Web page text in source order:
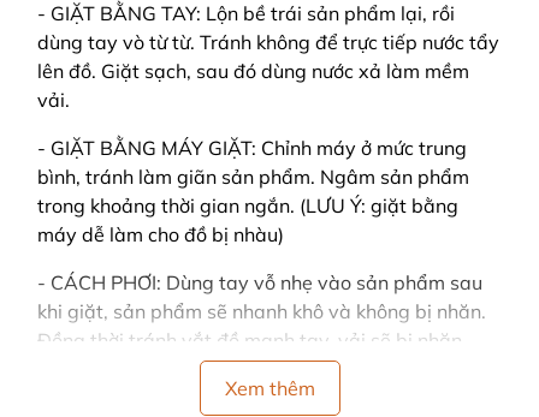
- GIẶT BẰNG TAY: Lộn bề trái sản phẩm lại, rồi
dùng tay vò từ từ. Tránh không để trực tiếp nước tẩy
lên đồ. Giặt sạch, sau đó dùng nước xả làm mềm
vải.
- GIẶT BẰNG MÁY GIẶT: Chỉnh máy ở mức trung
bình, tránh làm giãn sản phẩm. Ngâm sản phẩm
trong khoảng thời gian ngắn. (LƯU Ý: giặt bằng
máy dễ làm cho đồ bị nhàu)
- CÁCH PHƠI: Dùng tay vỗ nhẹ vào sản phẩm sau
khi giặt, sản phẩm sẽ nhanh khô và không bị nhăn.
Đồng thời tránh vắt đồ mạnh tay, vải sẽ bị nhăn.
- Nên phơi ở nơi có nhiều gió, trải thẳng khi phơi và
Xem thêm